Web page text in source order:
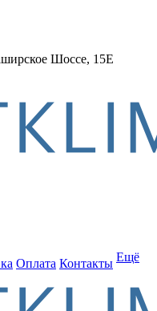
Шоссе, 15Е
Оплата Контакты Ещё